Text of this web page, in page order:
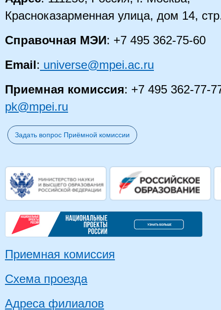
Красноказарменная улица, дом 14,
Справочная МЭИ: +7 495 362-75-60
Email: universe@mpei.ac.ru
Приемная комиссия: +7 495 362-77-
pk@mpei.ru
Задать вопрос Приёмной комиссии
Приемная комиссия
Схема проезда
Адреса филиалов